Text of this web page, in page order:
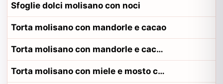
Sfoglie dolci molisano con noci
Torta molisano con mandorle e cacao
Torta molisano con mandorle e cacao alla contadina termolese
Torta molisano con miele e mosto cotto